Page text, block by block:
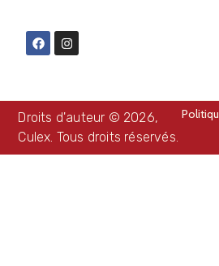
Droits d'auteur © 2026,
Culex. Tous droits réservés.